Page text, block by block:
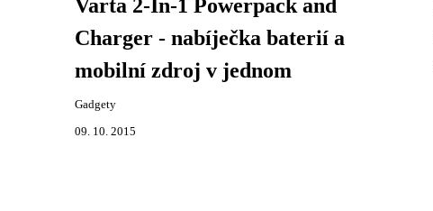
Varta 2-In-1 Powerpack and
Charger - nabíječka baterií a
mobilní zdroj v jednom
Gadgety
09. 10. 2015